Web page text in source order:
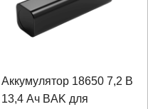
Аккумулятор 18650 7,2 В
13,4 Ач BAK для